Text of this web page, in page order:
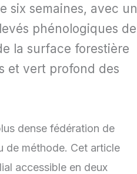
six semaines, avec un
phénologiques de
la surface forestière
et vert profond des
dense fédération de
de méthode. Cet article
accessible en deux